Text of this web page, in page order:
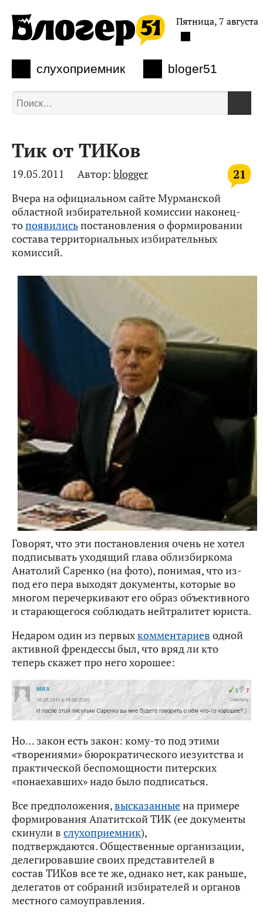
слухоприемник bloger51
Пятница, 7 августа
Тик от ТИКов
21
19.05.2011 Автор: blogger
Вчера на официальном сайте Мурманской
областной избирательной комиссии наконец-
топоявилисьпостановления о формировании
состава территориальных избирательных
комиссий.
Говорят, что эти постановления очень не хотел
подписывать уходящий глава облизбиркома
Анатолий Саренко (на фото), понимая, что из-
под его пера выходят документы, которые во
многом перечеркивают его образ объективного
и старающегося соблюдать нейтралитет юриста.
Недаром один из первыхкомментариев одной
активной френдессы был, что вряд ли кто
теперь скажет про него хорошее:
Но… закон есть закон: кому-то под этими
«творениями» бюрократического иезуитства и
практической беспомощности питерских
«понаехавших» надо было подписаться.
Все предположения,высказанныена примере
формирования Апатитской ТИК (ее документы
скинули в слухоприемник),
подтверждаются. Общественные организации,
делегировавшие своих представителей в
состав ТИКов все те же, однако нет, как раньше,
делегатов от собраний избирателей и органов
местного самоуправления.